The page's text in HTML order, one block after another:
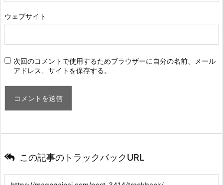
ウェブサイト
次回のコメントで使用するためブラウザーに自分の名前、メール
アドレス、サイトを保存する。
この記事のトラックバックURL